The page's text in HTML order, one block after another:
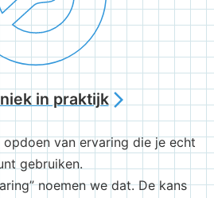
in praktijkarrow_forward_ios
van ervaring die je echt
gebruiken.
noemen we dat. De kans